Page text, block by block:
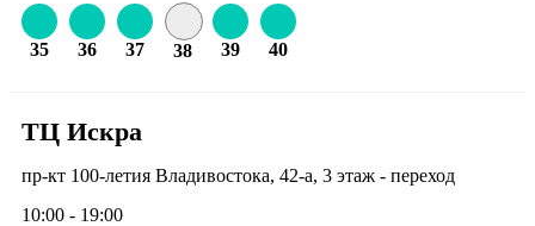
35 36 37 38 39 40
ТЦ Искра
пр-кт 100-летия Владивостока, 42-а, 3 этаж - переход
10:00 - 19:00